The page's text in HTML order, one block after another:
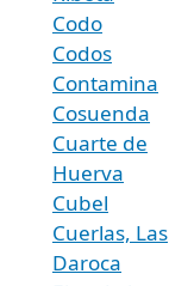
Codo
Codos
Contamina
Cosuenda
Cuarte de
Huerva
Cubel
Cuerlas, Las
Daroca